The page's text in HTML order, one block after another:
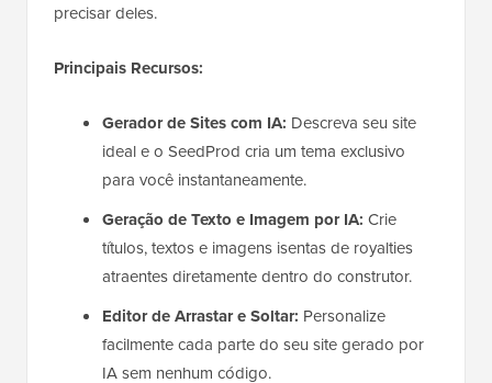
precisar deles.
Principais Recursos:
Gerador de Sites com IA: Descreva seu site
ideal e o SeedProd cria um tema exclusivo
para você instantaneamente.
Geração de Texto e Imagem por IA: Crie
títulos, textos e imagens isentas de royalties
atraentes diretamente dentro do construtor.
Editor de Arrastar e Soltar: Personalize
facilmente cada parte do seu site gerado por
IA sem nenhum código.